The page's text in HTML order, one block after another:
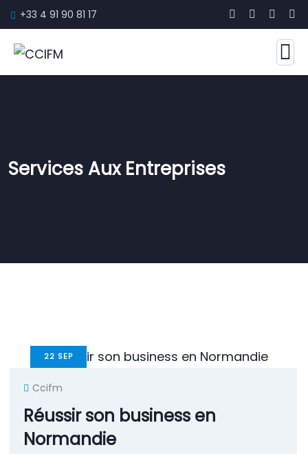
+33 4 91 90 81 17
Services Aux Entreprises
22 SEP
Ccifm
Réussir son business en
Normandie